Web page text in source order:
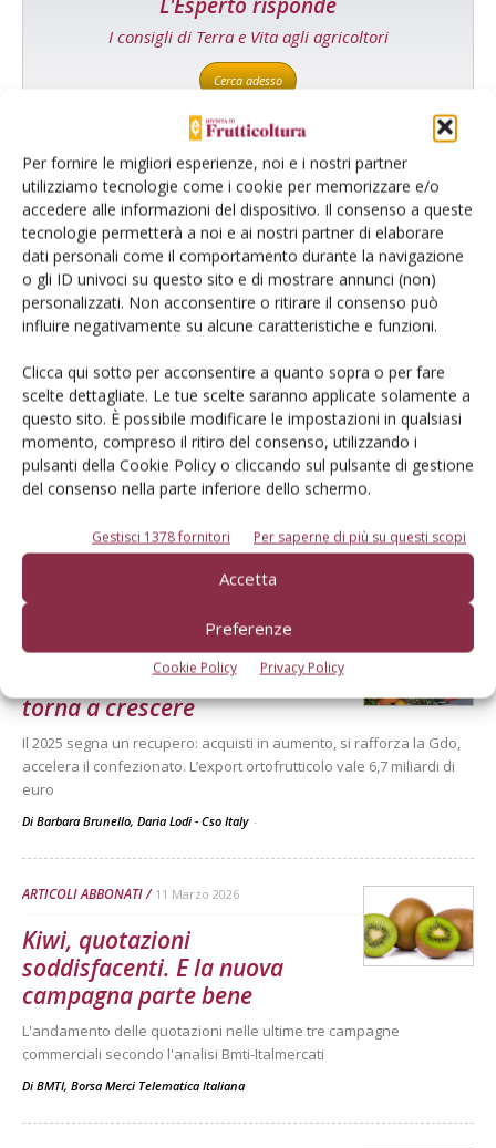
Per fornire le migliori esperienze, noi e i nostri partner
utilizziamo tecnologie come i cookie per memorizzare e/o
accedere alle informazioni del dispositivo. Il consenso a queste
tecnologie permetterà a noi e ai nostri partner di elaborare
dati personali come il comportamento durante la navigazione
o gli ID univoci su questo sito e di mostrare annunci (non)
personalizzati. Non acconsentire o ritirare il consenso può
influire negativamente su alcune caratteristiche e funzioni.
Clicca qui sotto per acconsentire a quanto sopra o per fare
scelte dettagliate. Le tue scelte saranno applicate solamente a
questo sito. È possibile modificare le impostazioni in qualsiasi
momento, compreso il ritiro del consenso, utilizzando i
pulsanti della Cookie Policy o cliccando sul pulsante di gestione
del consenso nella parte inferiore dello schermo.
Gestisci 1378 fornitori Per saperne di più su questi scopi
Accetta
Preferenze
Cookie Policy Privacy Policy
I consigli di Terra e Vita agli agricoltori
Cerca adesso
Dalla stessa categoria
ARTICOLI ABBONATI 13 Aprile 2026
Campagna complessa per le
arance
L'andamento delle quotazioni nelle ultime tre campagne
commerciali secondo l'analisi Bmti-Italmercati
Di
La domanda di ortofrutta
torna a crescere
Il 2025 segna un recupero: acquisti in aumento, si rafforza la Gdo,
accelera il confezionato. L’export ortofrutticolo vale 6,7 miliardi di
euro
Di Barbara Brunello, Daria Lodi - Cso Italy -
ARTICOLI ABBONATI 11 Marzo 2026
Kiwi, quotazioni
soddisfacenti. E la nuova
campagna parte bene
L'andamento delle quotazioni nelle ultime tre campagne
commerciali secondo l'analisi Bmti-Italmercati
Di BMTI, Borsa Merci Telematica Italiana